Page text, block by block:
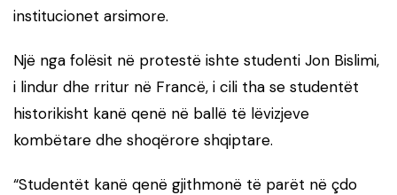
institucionet arsimore.
Një nga folësit në protestë ishte studenti Jon Bislimi,
i lindur dhe rritur në Francë, i cili tha se studentët
historikisht kanë qenë në ballë të lëvizjeve
kombëtare dhe shoqërore shqiptare.
“Studentët kanë qenë gjithmonë të parët në çdo